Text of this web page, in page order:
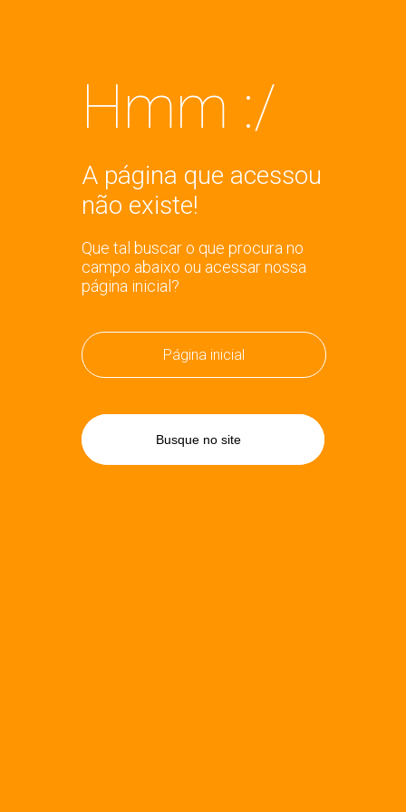
Hmm :/
A página que acessou
não existe!
Que tal buscar o que procura no
campo abaixo ou acessar nossa
página inicial?
Página inicial